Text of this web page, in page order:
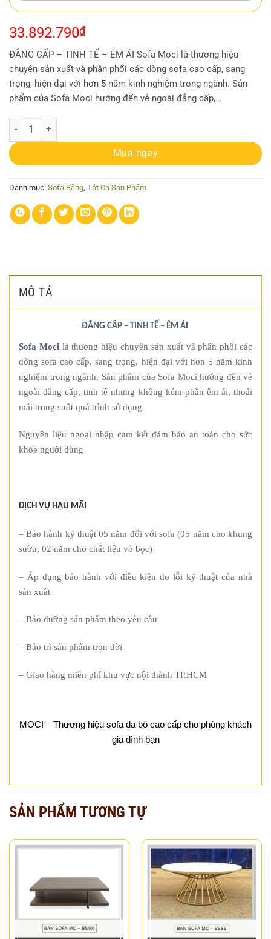
33.892.790₫
ĐẲNG CẤP – TINH TẾ – ÊM ÁI Sofa Moci là thương hiệu
chuyên sản xuất và phân phối các dòng sofa cao cấp, sang
trọng, hiện đại với hơn 5 năm kinh nghiệm trong ngành. Sản
phẩm của Sofa Moci hướng đến vẻ ngoài đẳng cấp,…
Sofa Băng MC-B23 số lượng
Mua ngay
Danh mục: Sofa Băng Tất Cả Sản Phẩm
MÔ TẢ
ĐẲNG CẤP – TINH TẾ – ÊM ÁI
Sofa Mocilà thương hiệu chuyên sản xuất và phân phối các
dòng sofa cao cấp, sang trọng, hiện đại với hơn 5 năm kinh
nghiệm trong ngành. Sản phẩm của Sofa Moci hướng đến vẻ
ngoài đẳng cấp, tinh tế nhưng không kém phần êm ái, thoải
mái trong suốt quá trình sử dụng
Nguyên liệu ngoại nhập cam kết đảm bảo an toàn cho sức
khỏe người dùng
DỊCH VỤ HẬU MÃI
– Bảo hành kỹ thuật 05 năm đối với sofa (05 năm cho khung
sườn, 02 năm cho chất liệu vỏ bọc)
– Áp dụng bảo hành với điều kiện do lỗi kỹ thuật của nhà
sản xuất
– Bảo dưỡng sản phẩm theo yêu cầu
– Bảo trì sản phẩm trọn đời
– Giao hàng miễn phí khu vực nội thành TP.HCM
MOCI – Thương hiệu sofa da bò cao cấp cho phòng khách
gia đình bạn
SẢN PHẨM TƯƠNG TỰ